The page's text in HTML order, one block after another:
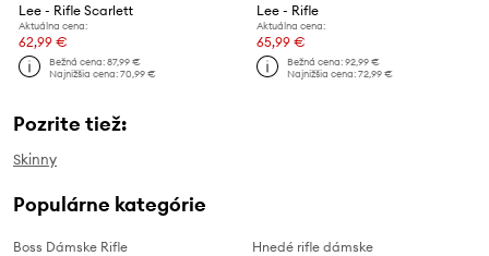
Lee - Rifle Scarlett
Aktuálna cena:
62,99 €
Bežná cena:87,99 €
Najnižšia cena:70,99 €
Lee - Rifle
Aktuálna cena:
65,99 €
Bežná cena:92,99 €
Najnižšia cena:72,99 €
Pozrite tiež:
Skinny
Populárne kategórie
Boss Dámske Rifle
Hnedé rifle dámske